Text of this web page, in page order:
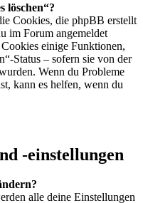
löschen“?
Cookies, die phpBB erstellt
im Forum angemeldet
einige Funktionen,
Status – sofern sie von der
Wenn du Probleme
kann es helfen, wenn du
-einstellungen
alle deine Einstellungen